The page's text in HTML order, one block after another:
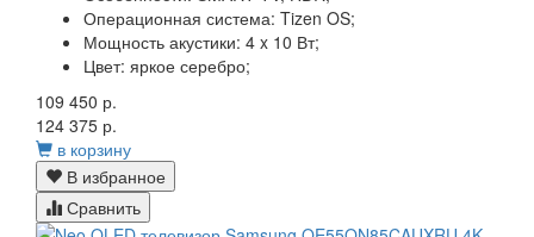
Операционная система: Tizen OS;
Мощность акустики: 4 x 10 Вт;
Цвет: яркое серебро;
109 450 р.
124 375 р.
в корзину
В избранное
Сравнить